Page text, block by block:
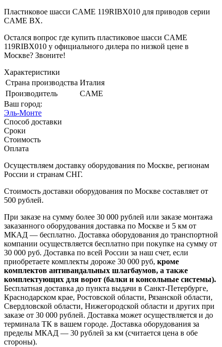
Пластиковое шасси CAME 119RIBX010 для приводов серии
CAME BX.
Остался вопрос где купить пластиковое шасси CAME
119RIBX010 у официального дилера по низкой цене в
Москве? Звоните!
Характеристики
Страна производства Италия
Производитель
CAME
Ваш город:
Эль-Монте
Способ доставки
Сроки
Стоимость
Оплата
Осуществляем доставку оборудования по Москве, регионам
России и странам СНГ.
Стоимость доставки оборудования по Москве составляет от
500 рублей.
При заказе на сумму более 30 000 рублей или заказе монтажа
заказанного оборудования доставка по Москве и 5 км от
МКАД — бесплатно. Доставка оборудования до транспортной
компании осуществляется бесплатно при покупке на сумму от
30 000 руб. Доставка по всей России за наш счет, если
приобретаете комплекты дороже 30 000 руб, кроме
комплектов антивандальных шлагбаумов, а также
комплектующих для ворот (балки и консольные системы).
Бесплатная доставка до пункта выдачи в Санкт-Петербурге,
Краснодарском крае, Ростовской области, Рязанской области,
Свердловской области, Нижегородской области и других при
заказе от 30 000 рублей. Доставка может осуществляется и до
терминала ТК в вашем городе. Доставка оборудования за
пределы МКАД — 30 рублей за км (считается цена в обе
стороны).